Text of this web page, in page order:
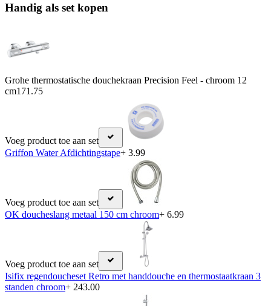
Handig als set kopen
Grohe thermostatische douchekraan Precision Feel - chroom 12
cm171.75
Voeg product toe aan set
Griffon Water Afdichtingstape+ 3.99
Voeg product toe aan set
OK doucheslang metaal 150 cm chroom+ 6.99
Voeg product toe aan set
Isifix regendoucheset Retro met handdouche en thermostaatkraan 3
standen chroom+ 243.00